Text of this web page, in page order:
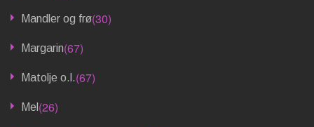
Mandler og frø(30)
Margarin(67)
Matolje o.l.(67)
Mel (26)